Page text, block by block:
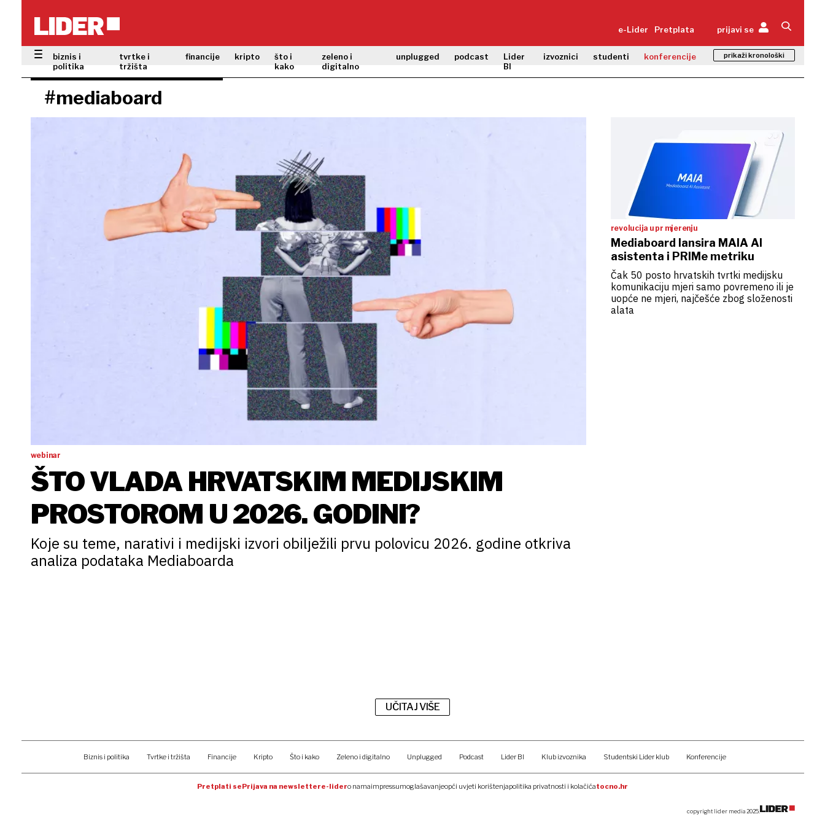
e-Lider Pretplata prijavi se
biznis i
politika
tvrtke i
tržišta
financije kripto
što i
kako
zeleno i
digitalno
unplugged podcast
Lider
BI
izvoznici studenti konferencije prikaži kronološki
#mediaboard
webinar
ŠTO VLADA HRVATSKIM MEDIJSKIM
PROSTOROM U 2026. GODINI?
Koje su teme, narativi i medijski izvori obilježili prvu polovicu 2026. godine otkriva
analiza podataka Mediaboarda
revolucija u pr mjerenju
Mediaboard lansira ​MAIA AI
asistenta i PRIMe metriku
Čak 50 posto hrvatskih tvrtki medijsku
komunikaciju mjeri samo povremeno ili je
uopće ne mjeri, najčešće zbog složenosti
alata
UČITAJ VIŠE
Biznis i politika Tvrtke i tržišta Financije Kripto Što i kako Zeleno i digitalno Unplugged Podcast Lider BI Klub izvoznika Studentski Lider klub Konferencije
Pretplati sePrijava na newslettere-lidero namaimpressumoglašavanjeopći uvjeti korištenjapolitika privatnosti i kolačićatocno.hr
copyright lider media 2025.